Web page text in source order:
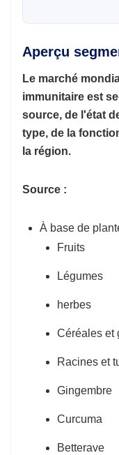
Aperçu
Le marché
immunitaire est
source, de l'état
type, de la
la région.
Source :
À base de
Fruits
Légumes
herbes
Céréales et
Racines et
Gingembre
Curcuma
Betterave